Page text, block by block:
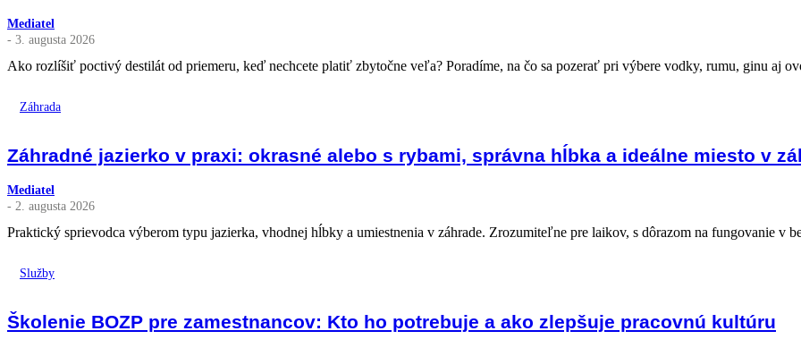
Mediatel
- 3. augusta 2026
Ako rozlíšiť poctivý destilát od priemeru, keď nechcete platiť zbytočne veľa? Poradíme, na čo sa pozerať pri výbere vodky, rumu, ginu aj
Záhrada
Záhradné jazierko v praxi: okrasné alebo s rybami, správna hĺbka a ideálne miesto v
Mediatel
- 2. augusta 2026
Praktický sprievodca výberom typu jazierka, vhodnej hĺbky a umiestnenia v záhrade. Zrozumiteľne pre laikov, s dôrazom na fungovanie v
Služby
Školenie BOZP pre zamestnancov: Kto ho potrebuje a ako zlepšuje pracovnú kultúru